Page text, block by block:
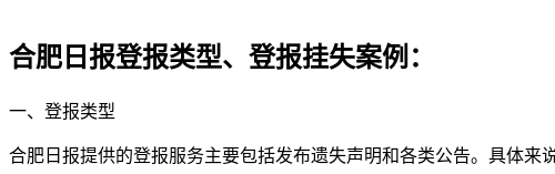
合肥日报登报类型、登报挂失案例：
一、登报类型
合肥日报提供的登报服务主要包括发布遗失声明和各类公告。具体来